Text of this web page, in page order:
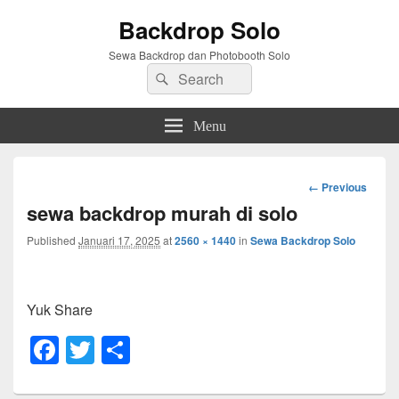
Backdrop Solo
Sewa Backdrop dan Photobooth Solo
Search
for:
Search
Menu
Image
← Previous
sewa backdrop murah di solo
Published Januari 17, 2025 at2560 × 1440in Sewa Backdrop Solo
Yuk Share
F
a
T
wi